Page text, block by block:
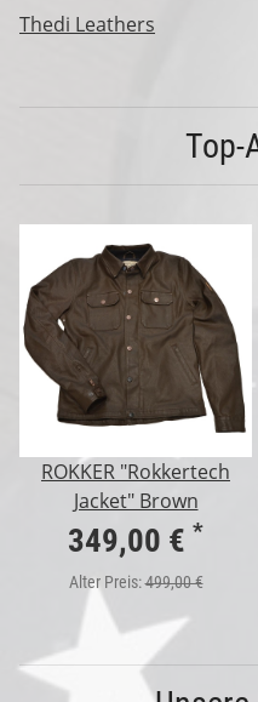
Thedi Leathers
Top-
ROKKER "Rokkertech
Jacket" Brown
349,00 € *
Alter Preis:499,00 €